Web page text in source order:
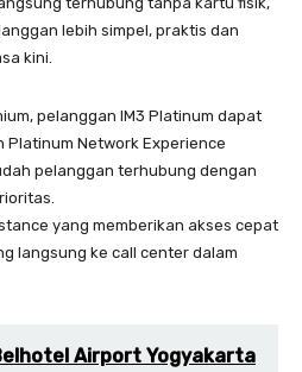
lebih simpel, praktis dan
kini.
pelanggan IM3 Platinum dapat
Platinum Network Experience
pelanggan terhubung dengan
yang memberikan akses cepat
langsung ke call center dalam
Airport Yogyakarta